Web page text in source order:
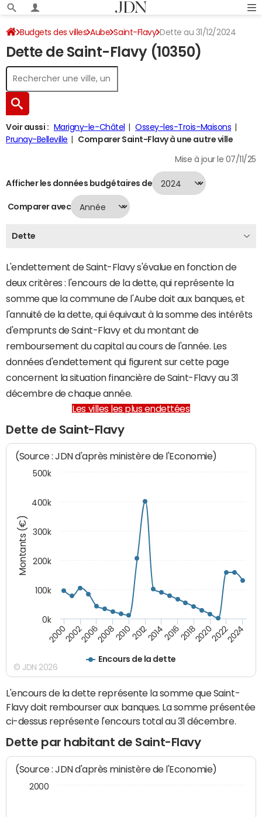
Budgets des villes Aube Saint-Flavy Dette au 31/12/2024
Dette de Saint-Flavy (10350)
Voir aussi : Marigny-le-Châtel
Ossey-les-Trois-Maisons
Prunay-Belleville
Comparer Saint-Flavy à une autre ville
Mise à jour le 07/11/25
Afficher les données budgétaires de
Comparer avec
Dette
L'endettement de Saint-Flavy s'évalue en fonction de
deux critères : l'encours de la dette, qui représente la
somme que la commune de l'Aube doit aux banques, et
l'annuité de la dette, qui équivaut à la somme des intérêts
d'emprunts de Saint-Flavy et du montant de
remboursement du capital au cours de l'année. Les
données d'endettement qui figurent sur cette page
concernent la situation financière de Saint-Flavy au 31
décembre de chaque année.
Les villes les plus endettées
Dette de Saint-Flavy
Montants (€)
(Source : JDN d'après ministère de l'Economie)
Encours de la dette
200020022006200820102012201420162018202020222024
0k
100k
200k
300k
400k
500k
© JDN 2026
L'encours de la dette représente la somme que Saint-
Flavy doit rembourser aux banques. La somme présentée
ci-dessus représente l'encours total au 31 décembre.
Dette par habitant de Saint-Flavy
(Source : JDN d'après ministère de l'Economie)
2000